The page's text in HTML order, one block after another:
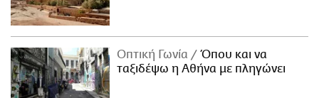
Οπτική Γωνία
Όπου και να
ταξιδέψω η Αθήνα με πληγώνει